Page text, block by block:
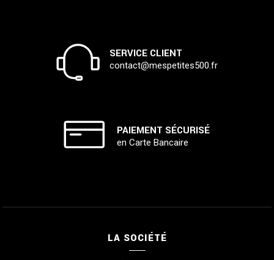
SERVICE CLIENT
contact@mespetites500.fr
PAIEMENT SÉCURISÉ
en Carte Bancaire
LA SOCIÉTÉ